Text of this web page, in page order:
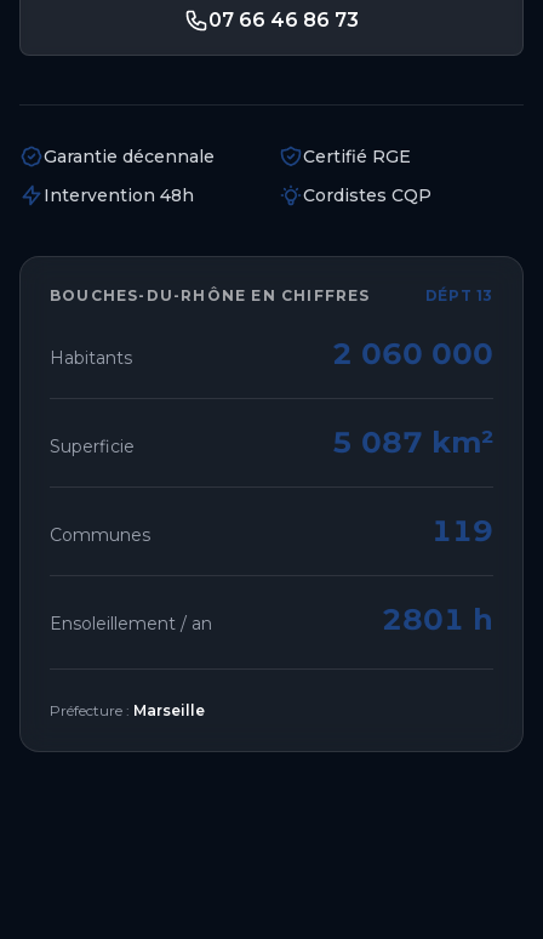
07 66 46 86 73
Garantie décennale
Certifié RGE
Intervention 48h
Cordistes CQP
BOUCHES-DU-RHÔNE EN CHIFFRES DÉPT 13
Habitants 2 060 000
Superficie 5 087 km²
Communes 119
Ensoleillement / an 2801 h
Préfecture : Marseille